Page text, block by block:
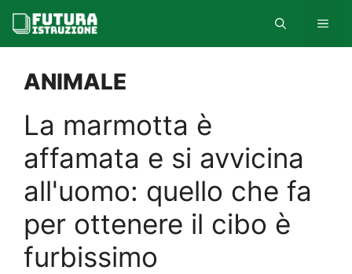
contenuto
ANIMALE
La marmotta è
affamata e si avvicina
all'uomo: quello che fa
per ottenere il cibo è
furbissimo